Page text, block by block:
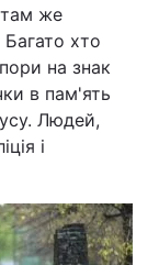
же
хто
на знак
в пам'ять
Людей,
і